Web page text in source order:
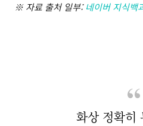
※ 자료 출처 일부:네이버 지식백
화상 정확히